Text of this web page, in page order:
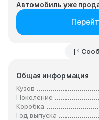
Автомобиль уже
Общая информация
Кузов
Поколение
Коробка
Год выпуска